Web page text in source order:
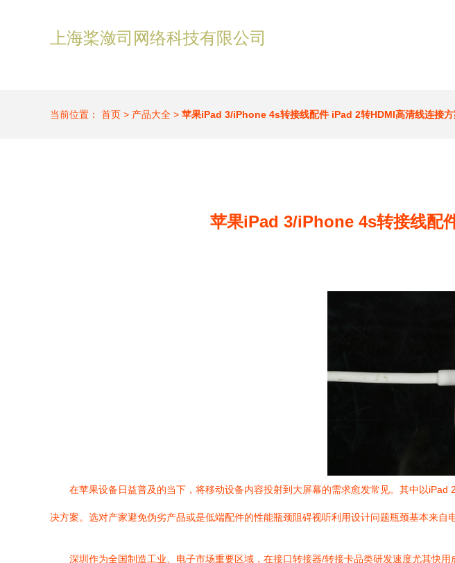
上海桨潋司网络科技有限公司
当前位置： 首页 > 产品大全 > 苹果iPad 3/iPhone 4s转接线配件 iPad 2转HDMI高清线连接
苹果iPad 3/iPhone 4s转接线配
在苹果设备日益普及的当下，将移动设备内容投射到大屏幕的需求愈发常见。其中以
决方案。选对产家避免伪劣产品或是低端配件的性能瓶颈阻碍视听利用设计问题瓶颈基本来自
深圳作为全国制造工业、电子市场重要区域，在接口转接器/转接卡品类研发速度尤其快